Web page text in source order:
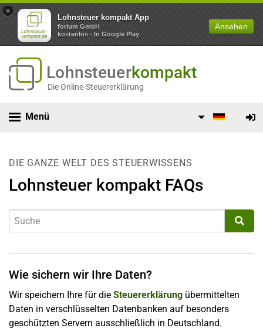
×
Lohnsteuer kompakt App
forium GmbH
kostenlos - In Google Play
Ansehen
Lohnsteuerkompakt
Die Online-Steuererklärung
Menü
DIE GANZE WELT DES STEUERWISSENS
Lohnsteuer kompakt FAQs
Wie sichern wir Ihre Daten?
Wir speichern Ihre für die Steuererklärung übermittelten
Daten in verschlüsselten Datenbanken auf besonders
geschützten Servern ausschließlich in Deutschland.